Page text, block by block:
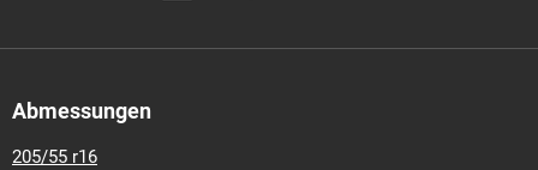
Abmessungen
205/55 r16